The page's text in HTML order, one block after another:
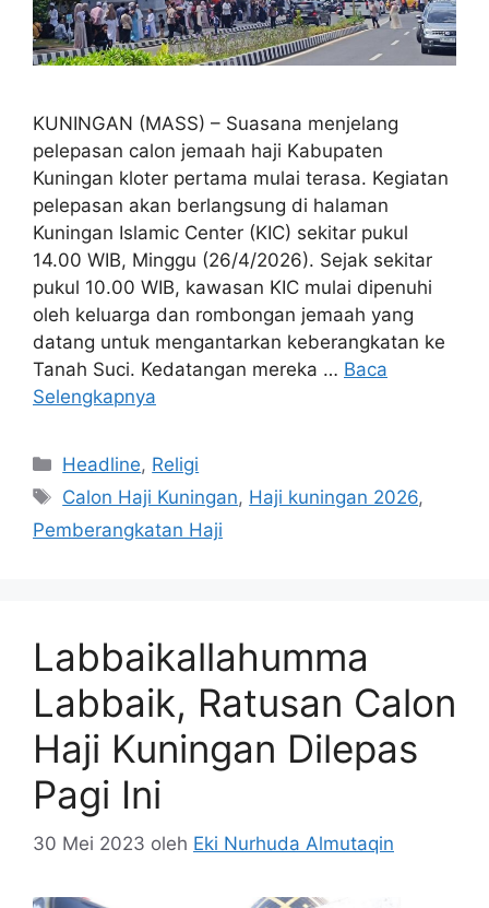
KUNINGAN (MASS) – Suasana menjelang
pelepasan calon jemaah haji Kabupaten
Kuningan kloter pertama mulai terasa. Kegiatan
pelepasan akan berlangsung di halaman
Kuningan Islamic Center (KIC) sekitar pukul
14.00 WIB, Minggu (26/4/2026). Sejak sekitar
pukul 10.00 WIB, kawasan KIC mulai dipenuhi
oleh keluarga dan rombongan jemaah yang
datang untuk mengantarkan keberangkatan ke
Tanah Suci. Kedatangan mereka … Baca
Selengkapnya
Kategori
Headline, Religi
Tag
Calon Haji Kuningan, Haji kuningan 2026,
Pemberangkatan Haji
Labbaikallahumma
Labbaik, Ratusan Calon
Haji Kuningan Dilepas
Pagi Ini
30 Mei 2023 oleh Eki Nurhuda Almutaqin